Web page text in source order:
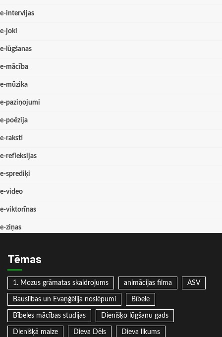
e-intervijas
e-joki
e-lūgšanas
e-mācība
e-mūzika
e-paziņojumi
e-poēzija
e-raksti
e-refleksijas
e-sprediķi
e-video
e-viktorīnas
e-ziņas
Tēmas
1. Mozus grāmatas skaidrojums animācijas filma ASV
Bauslības un Evaņģēlija noslēpumi Bībele
Bībeles mācības studijas Dienišķo lūgšanu gads
Dienišķā maize Dieva Dēls Dieva likums